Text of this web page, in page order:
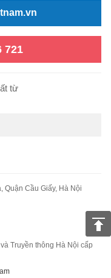
721
từ
Quận Cầu Giấy, Hà Nội
Truyền thông Hà Nội cấp